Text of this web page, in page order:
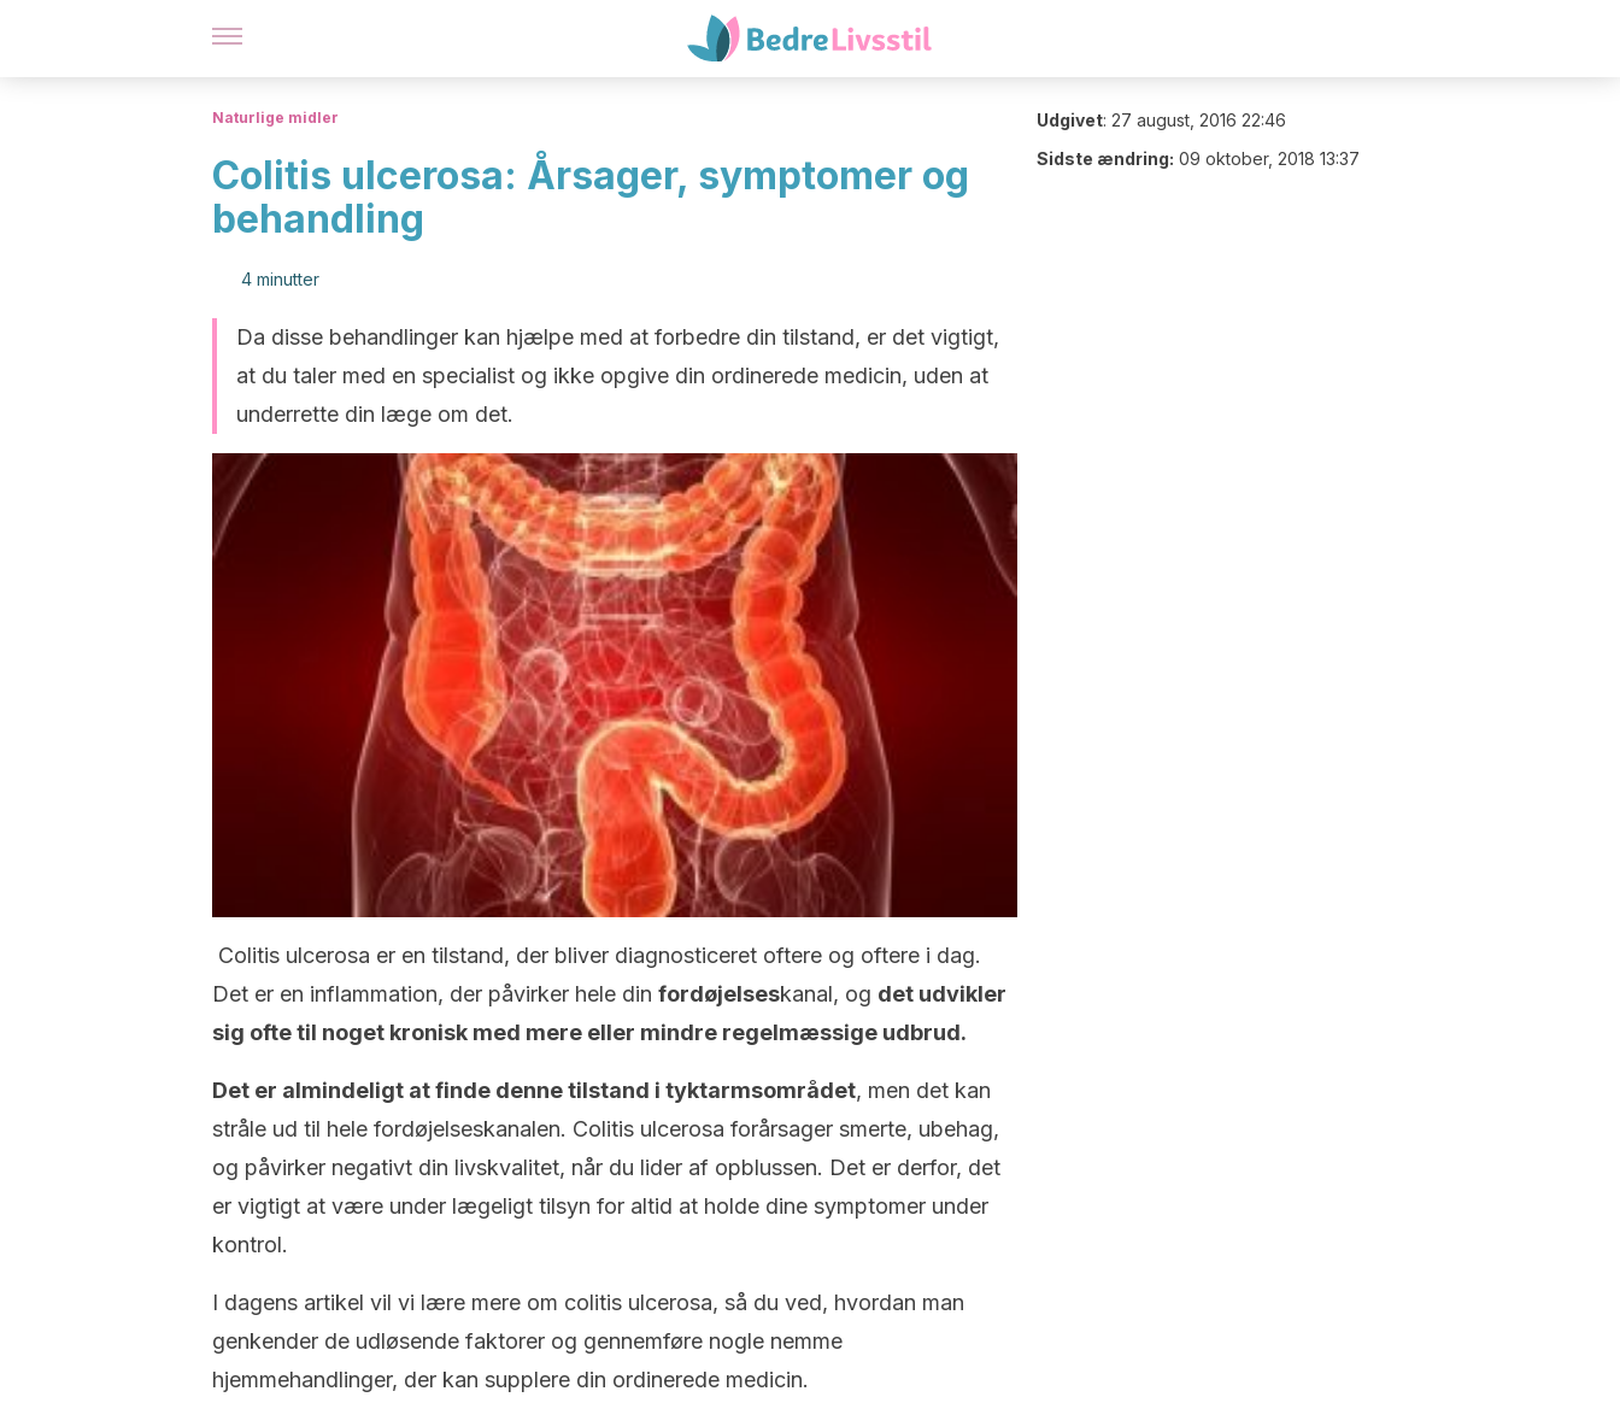
Naturlige midler
Colitis ulcerosa: Årsager, symptomer og
behandling
4 minutter
Da disse behandlinger kan hjælpe med at forbedre din tilstand, er det vigtigt,
at du taler med en specialist og ikke opgive din ordinerede medicin, uden at
underrette din læge om det.
Colitis ulcerosa er en tilstand, der bliver diagnosticeret oftere og oftere i dag.
Det er en inflammation, der påvirker hele din fordøjelseskanal, og det udvikler
sig ofte til noget kronisk med mere eller mindre regelmæssige udbrud.
Det er almindeligt at finde denne tilstand i tyktarmsområdet, men det kan
stråle ud til hele fordøjelseskanalen. Colitis ulcerosa forårsager smerte, ubehag,
og påvirker negativt din livskvalitet, når du lider af opblussen. Det er derfor, det
er vigtigt at være under lægeligt tilsyn for altid at holde dine symptomer under
kontrol.
I dagens artikel vil vi lære mere om colitis ulcerosa, så du ved, hvordan man
genkender de udløsende faktorer og gennemføre nogle nemme
hjemmehandlinger, der kan supplere din ordinerede medicin.
Udgivet: 27 august, 2016 22:46
Sidste ændring: 09 oktober, 2018 13:37